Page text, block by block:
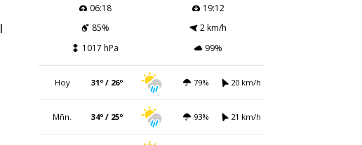
06:18
19:12
85%
2 km/h
1017 hPa
99%
Hoy 31º / 26º 79% 20 km/h
Mñn. 34º / 25º 93% 21 km/h